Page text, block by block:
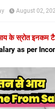
August 02,
के स्रोत इनकम
as per